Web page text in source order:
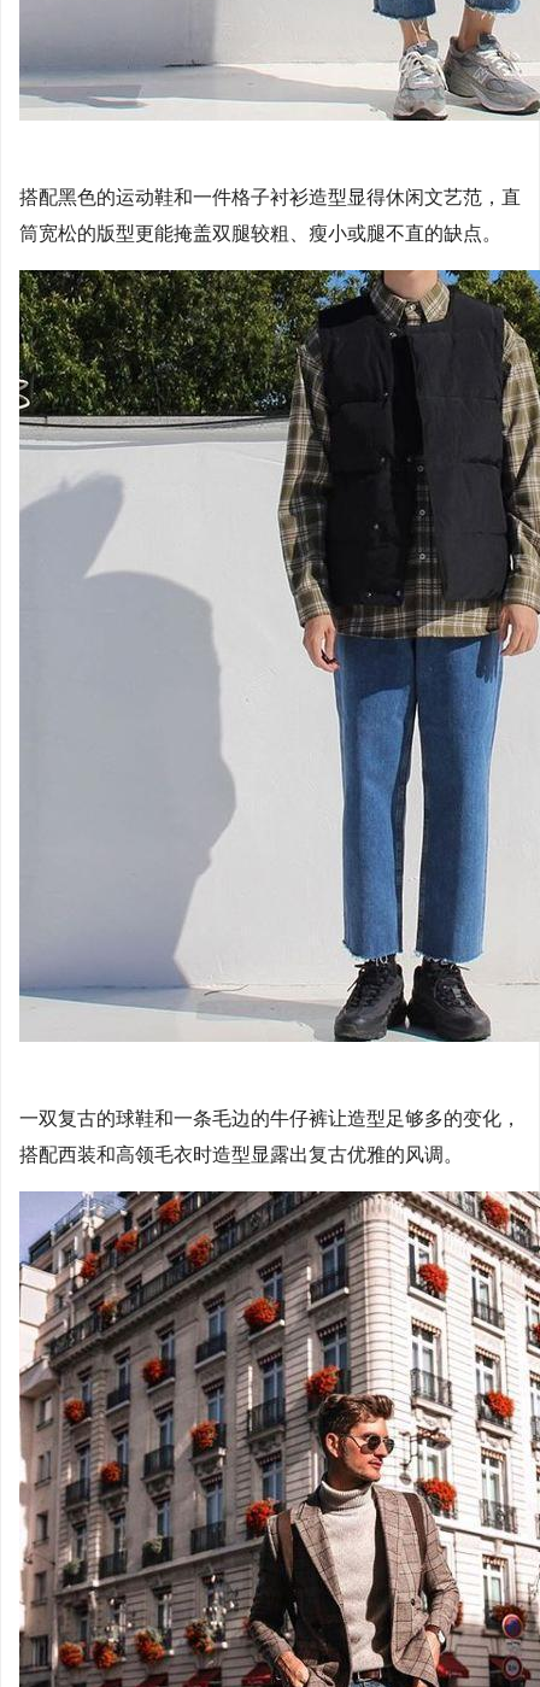
搭配黑色的运动鞋和一件格子衬衫造型显得休闲文艺范，直
筒宽松的版型更能掩盖双腿较粗、瘦小或腿不直的缺点。
一双复古的球鞋和一条毛边的牛仔裤让造型足够多的变化，
搭配西装和高领毛衣时造型显露出复古优雅的风调。